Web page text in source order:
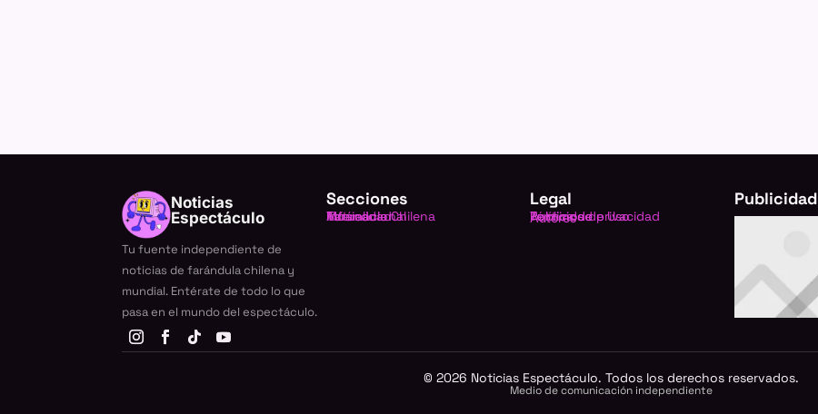
Noticias
Espectáculo
Tu fuente independiente de
noticias de farándula chilena y
mundial. Entérate de todo lo que
pasa en el mundo del espectáculo.
Secciones
Farándula Chilena
Internacional
TV
Música
Actualidad
Legal
Política de privacidad
Términos de Uso
Publicidad
Autores
Publicidad
© 2026 Noticias Espectáculo. Todos los derechos reservados.
Medio de comunicación independiente